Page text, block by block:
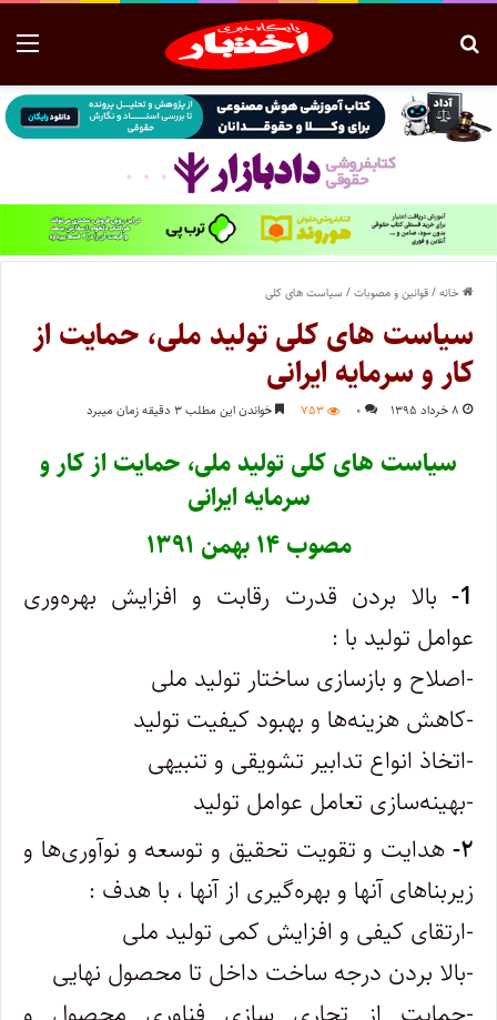
خانه/قوانین و مصوبات/سیاست های کلی
سیاست های کلی تولید ملی، حمایت از
کار و سرمایه ایرانی
۸ خرداد ۱۳۹۵ ۰ ۷۵۳ خواندن این مطلب ۳ دقیقه زمان میبرد
سیاست های کلی تولید ملی، حمایت از کار و
سرمایه ایرانی
مصوب ۱۴ بهمن ۱۳۹۱
1-
بالا بردن قدرت رقابت و افزایش بهره‌وری
عوامل تولید با :
-اصلاح و بازسازی ساختار تولید ملی
-کاهش هزینه‌ها و بهبود کیفیت تولید
-اتخاذ انواع تدابیر تشویقی و تنبیهی
-بهینه‌سازی تعامل عوامل تولید
۲- هدایت و تقویت تحقیق و توسعه و نوآوری‌ها و
زیربناهای آنها و بهره‌گیری از آنها ، با هدف :
-ارتقای کیفی و افزایش کمی تولید ملی
-بالا بردن درجه ساخت داخل تا محصول نهایی